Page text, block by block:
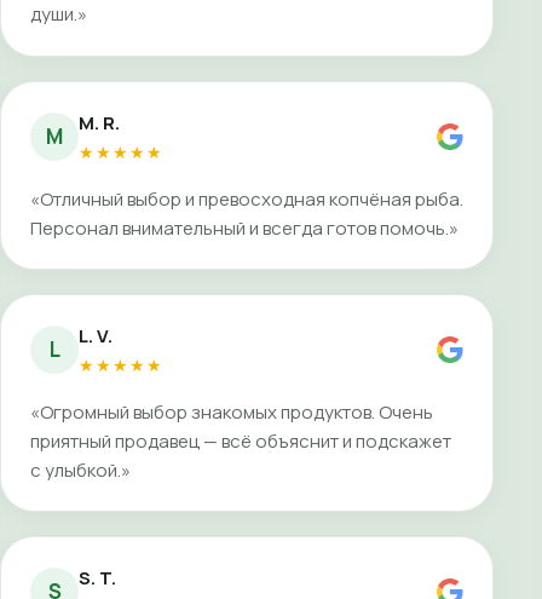
души.»
M M. R.
★★★★★
«Отличный выбор и превосходная копчёная рыба.
Персонал внимательный и всегда готов помочь.»
L L. V.
★★★★★
«Огромный выбор знакомых продуктов. Очень
приятный продавец — всё объяснит и подскажет
с улыбкой.»
S S. T.